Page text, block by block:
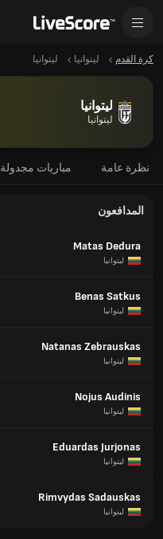
كرة القدم ليتوانيا ليتوانيا
ليتوانيا
ليتوانيا
نظرة عامة مباريات مجدولة
المدافعون
Matas Dedura
ليتوانيا
Benas Satkus
ليتوانيا
Natanas Zebrauskas
ليتوانيا
Nojus Audinis
ليتوانيا
Eduardas Jurjonas
ليتوانيا
Rimvydas Sadauskas
ليتوانيا